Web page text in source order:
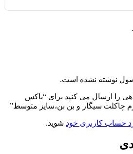
نوشته نشده است.
را ارسال می کنید برای “باکس
چاکلت سیگار و بن بن،سایز متوسط”
حساب کاربری خود شوید.